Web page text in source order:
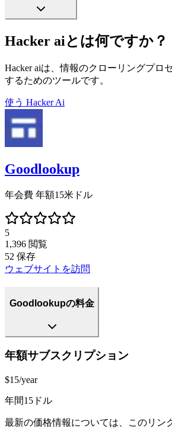
Hacker aiとは何ですか？
Hacker aiは、情報のクローリングプロ
するためのツールです。
使う Hacker Ai
Goodlookup
年会費 年額15米ドル
5
1,396 閲覧
52 保存
ウェブサイトを訪問
Goodlookupの料金
年額サブスクリプション
$15/year
年間15ドル
最新の価格情報については、このリン